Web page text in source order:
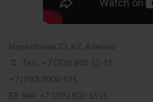
Муратбаева 23, KZ, Алматы
Тел.: +7 (705) 802-15-15
+7 (700) 3000-931
WA: +7 (705) 802-1515